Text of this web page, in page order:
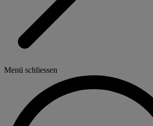
Menü schliessen